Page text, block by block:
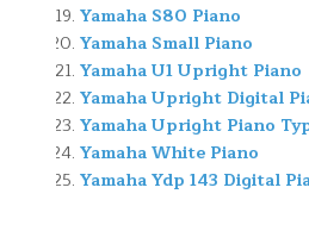
Yamaha S80 Piano
Yamaha Small Piano
Yamaha U1 Upright Piano
Yamaha Upright Digital
Yamaha Upright Piano
Yamaha White Piano
Yamaha Ydp 143 Digital